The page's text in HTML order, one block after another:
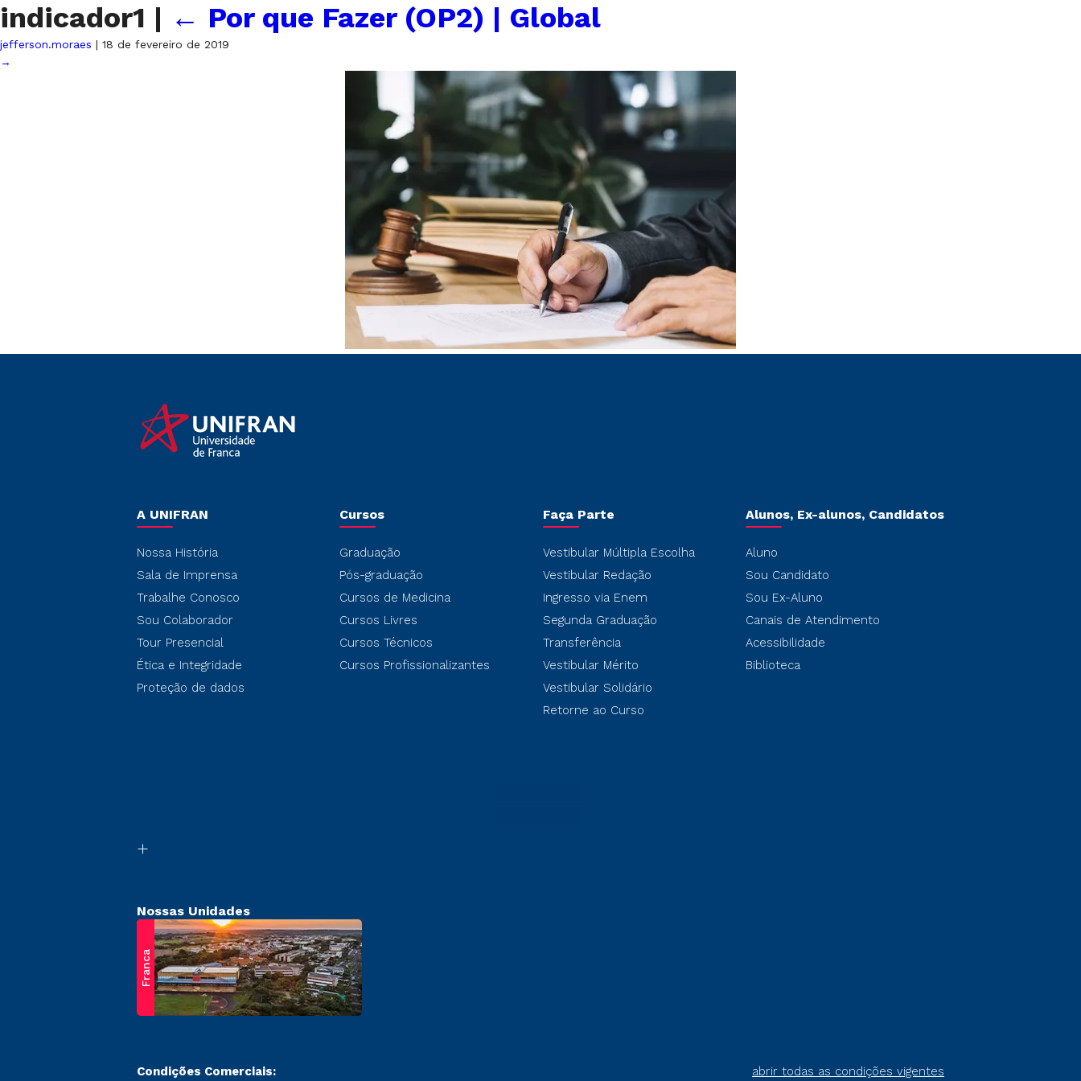
indicador1 | ← Por que Fazer (OP2) | Global
jefferson.moraes | 18 de fevereiro de 2019
→
A UNIFRAN
Nossa História
Sala de Imprensa
Trabalhe Conosco
Sou Colaborador
Tour Presencial
Ética e Integridade
Proteção de dados
Cursos
Graduação
Pós-graduação
Cursos de Medicina
Cursos Livres
Cursos Técnicos
Cursos Profissionalizantes
Faça Parte
Vestibular Múltipla Escolha
Vestibular Redação
Ingresso via Enem
Segunda Graduação
Transferência
Vestibular Mérito
Vestibular Solidário
Retorne ao Curso
Alunos, Ex-alunos, Candidatos
Aluno
Sou Candidato
Sou Ex-Aluno
Canais de Atendimento
Acessibilidade
Biblioteca
Nossas Unidades
Franca
Condições Comerciais: abrir todas as condições vigentes